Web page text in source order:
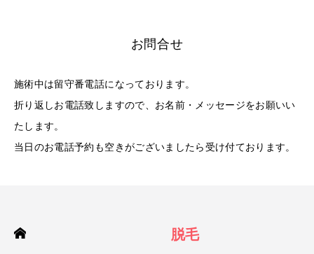
お問合せ
施術中は留守番電話になっております。
折り返しお電話致しますので、お名前・メッセージをお願いい
たします。
当日のお電話予約も空きがございましたら受け付ております。
脱毛